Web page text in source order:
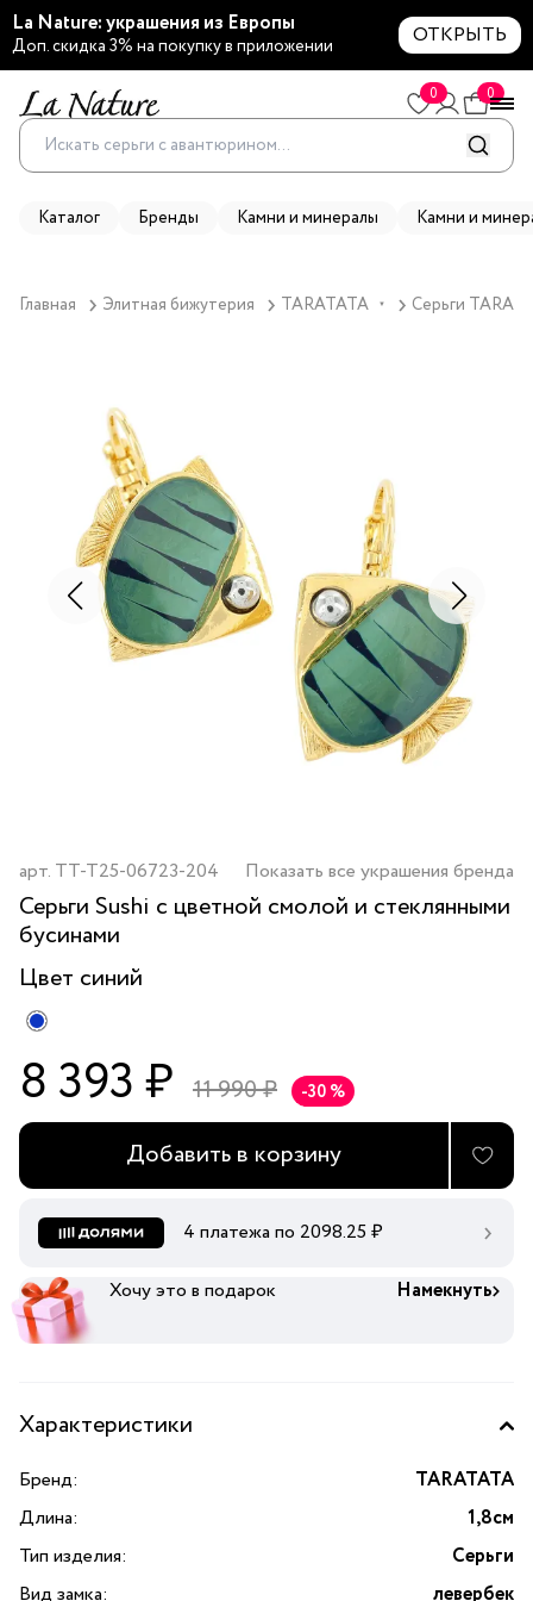
La Nature: украшения из Европы
Доп. скидка 3% на покупку в приложении ОТКРЫТЬ
0 0
Каталог Бренды Камни и минералы Камни и
Главная Элитная бижутерия TARATATA ▼ Серьги
арт. TT-T25-06723-204 Показать все украшения бренда
Серьги Sushi с цветной смолой и стеклянными
бусинами
Цвет синий
8 393 ₽ 11 990 ₽ -30 %
Добавить в корзину
4 платежа по 2098.25 ₽
Хочу это в подарок Намекнуть
Характеристики
Бренд:
TARATATA
Длина:
1,8см
Тип изделия:
Серьги
Вид замка:
левербек